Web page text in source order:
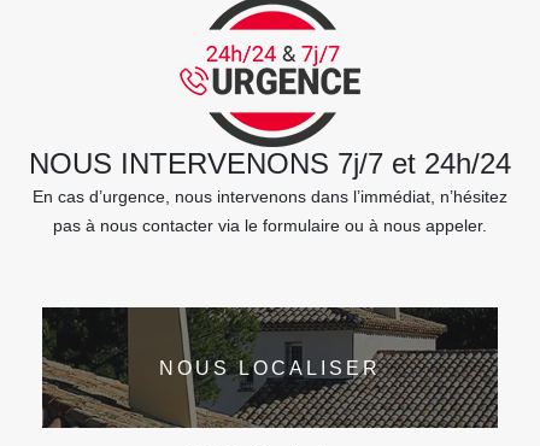
NOUS INTERVENONS 7j/7 et 24h/24
En cas d’urgence, nous intervenons dans l’immédiat, n’hésitez
pas à nous contacter via le formulaire ou à nous appeler.
NOUS LOCALISER